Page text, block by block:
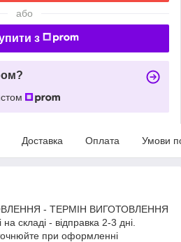
або
з
Доставка Оплата Умови
- ТЕРМІН ВИГОТОВЛЕННЯ
складі - відправка 2-3 дні.
при оформленні